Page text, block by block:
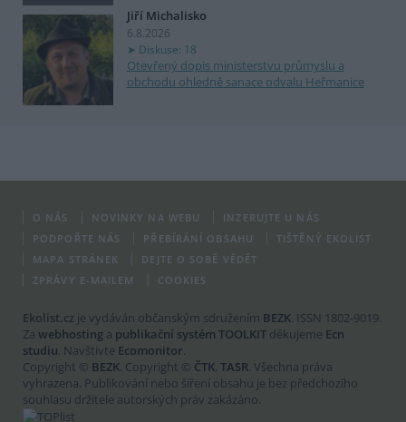
Jiří Michalisko
6.8.2026
Diskuse: 18
Otevřený dopis ministerstvu průmyslu a
obchodu ohledně sanace odvalu Heřmanice
O NÁS NOVINKY NA WEBU
INZERUJTE U NÁS
PODPOŘTE NÁS
PŘEBÍRÁNÍ OBSAHU
TIŠTĚNÝ EKOLIST
MAPA STRÁNEK
DEJTE O SOBĚ VĚDĚT
ZPRÁVY E-MAILEM
COOKIES
Ekolist.cz je vydáván občanským sdružením BEZK . ISSN 1802-9019.
Za webhosting a publikační systém TOOLKIT děkujeme Ecn
studiu . Navštivte Ecomonitor
Copyright © BEZK . Copyright © ČTK, TASR . Všechna práva
vyhrazena. Publikování nebo šíření obsahu je bez předchozího
souhlasu držitele autorských práv zakázáno.